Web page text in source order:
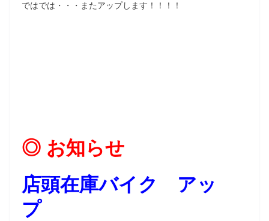
ではでは・・・またアップします！！！！
◎ お知らせ
店頭在庫バイク アッ
プ